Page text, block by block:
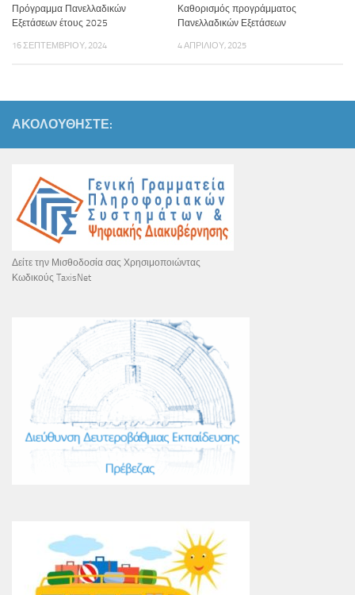
Πρόγραμμα Πανελλαδικών
Εξετάσεων έτους 2025
16 ΣΕΠΤΕΜΒΡΊΟΥ, 2024
Καθορισμός προγράμματος
Πανελλαδικών Εξετάσεων
4 ΑΠΡΙΛΊΟΥ, 2025
ΑΚΟΛΟΥΘΉΣΤΕ:
Δείτε την Μισθοδοσία σας Χρησιμοποιώντας
Κωδικούς TaxisNet